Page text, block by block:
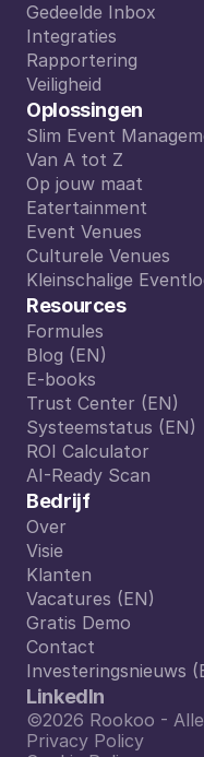
Draaiboek voor
Gedeelde Inbox
Gedeelde Inbox
Integraties
Integraties
Rapportering
Rapportering
Veiligheid
Veiligheid
Oplossingen
Slim Event
Slim Event
Van A tot Z
Van A tot Z
Op jouw maat
Op jouw maat
Eatertainment
Eatertainment
Event Venues
Event Venues
Culturele Venues
Culturele Venues
Kleinschalige
Kleinschalige
Resources
Formules
Formules
Blog (EN)
Blog (EN)
E-books
E-books
Trust Center (EN)
Trust Center (EN)
Systeemstatus (EN)
Systeemstatus (EN)
ROI Calculator
ROI Calculator
AI-Ready Scan
AI-Ready Scan
Bedrijf
Over
Over
Visie
Visie
Klanten
Klanten
Vacatures (EN)
Vacatures (EN)
Gratis Demo
Gratis Demo
Contact
Contact
Investeringsnieuws
Investeringsnieuws
LinkedIn
©2026 Rookoo -
Privacy Policy